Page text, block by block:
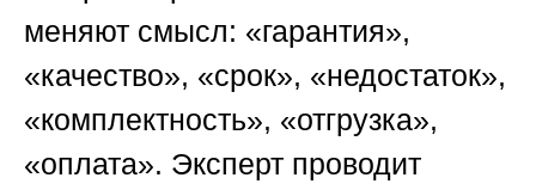
меняют смысл: «гарантия»,
«качество», «срок», «недостаток»,
«комплектность», «отгрузка»,
«оплата». Эксперт проводит